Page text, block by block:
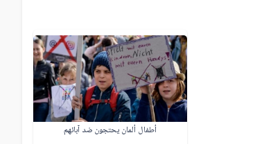
أطفال ألمان يحتجون ضد آبائهم